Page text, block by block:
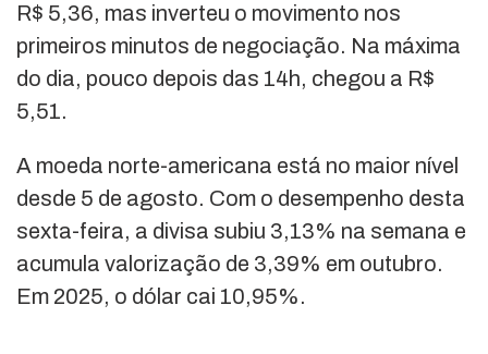
R$ 5,36, mas inverteu o movimento nos
primeiros minutos de negociação. Na máxima
do dia, pouco depois das 14h, chegou a R$
5,51.
A moeda norte-americana está no maior nível
desde 5 de agosto. Com o desempenho desta
sexta-feira, a divisa subiu 3,13% na semana e
acumula valorização de 3,39% em outubro.
Em 2025, o dólar cai 10,95%.